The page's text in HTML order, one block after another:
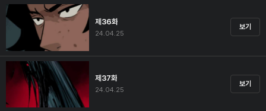
제36화
24.04.25
보기
제37화
24.04.25
보기